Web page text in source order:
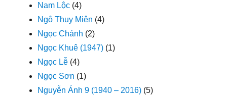
Nam Lộc (4)
Ngô Thụy Miên (4)
Ngọc Chánh (2)
Ngọc Khuê (1947) (1)
Ngọc Lễ (4)
Ngọc Sơn (1)
Nguyễn Ánh 9 (1940 – 2016) (5)